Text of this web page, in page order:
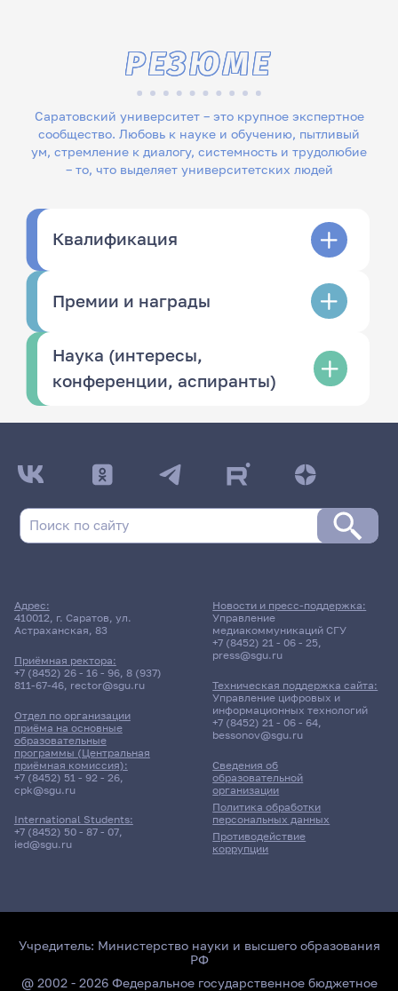
Саратовский университет – это крупное экспертное
сообщество. Любовь к науке и обучению, пытливый
ум, стремление к диалогу, системность и трудолюбие
– то, что выделяет университетских людей
РЕЗЮМЕ
Квалификация
Премии и награды
Наука (интересы,
конференции, аспиранты)
Адрес:
410012, г. Саратов, ул.
Астраханская, 83
Приёмная ректора:
+7 (8452) 26 - 16 - 96, 8 (937)
811-67-46, rector@sgu.ru
Отдел по организации
приёма на основные
образовательные
программы (Центральная
приёмная комиссия):
+7 (8452) 51 - 92 - 26,
cpk@sgu.ru
International Students:
+7 (8452) 50 - 87 - 07,
ied@sgu.ru
Сведения об
образовательной
организации
Политика обработки
персональных данных
Противодействие
коррупции
Новости и пресс-поддержка:
Управление
медиакоммуникаций СГУ
+7 (8452) 21 - 06 - 25,
press@sgu.ru
Техническая поддержка сайта:
Управление цифровых и
информационных технологий
+7 (8452) 21 - 06 - 64,
bessonov@sgu.ru
Учредитель: Министерство науки и высшего образования
РФ
@ 2002 - 2026 Федеральное государственное бюджетное